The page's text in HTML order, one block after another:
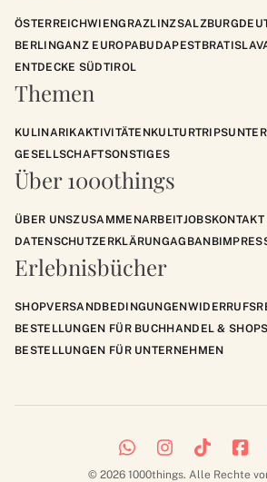
ÖSTERREICHWIENGRAZLINZSALZBURG
BERLINGANZ EUROPABUDAPEST
ENTDECKE SÜDTIROL
Themen
KULINARIKAKTIVITÄTENKULTURTRIPS
GESELLSCHAFTSONSTIGES
Über 1000things
ÜBER UNSZUSAMMENARBEITJOBSKONTAKT
DATENSCHUTZERKLÄRUNGAGBANB
Erlebnisbücher
SHOPVERSANDBEDINGUNGEN
BESTELLUNGEN FÜR BUCHHANDEL & SHOPS
BESTELLUNGEN FÜR UNTERNEHMEN
© 2026 1000things. Alle Rechte